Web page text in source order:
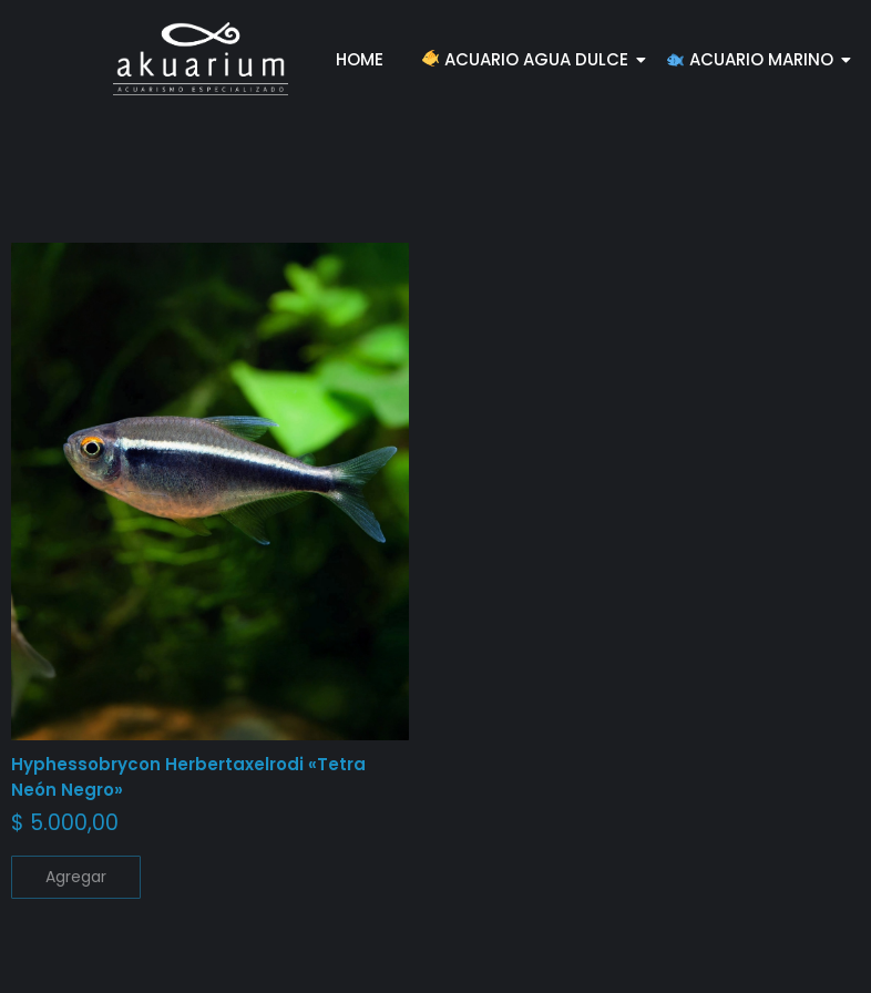
HOME ACUARIO AGUA DULCE ACUARIO MARINO
Hyphessobrycon Herbertaxelrodi «Tetra
Neón Negro»
$ 5.000,00
Agregar